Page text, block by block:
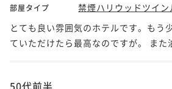
部屋タイプ
禁煙ハリウッドツイ
とても良い雰囲気のホテルです。もう
ていただけたら最高なのですが。 また
50代前半